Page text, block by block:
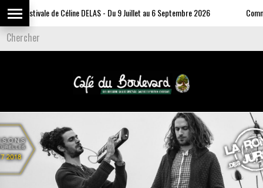
Expo Estivale de Céline DELAS - Du 9 Juillet au 6 Septembre 2026